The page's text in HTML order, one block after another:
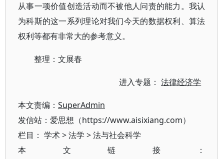
从事一项价值创造活动而不被他人问责的能力。我认
为科斯的这一系列理论对我们今天的数据权利、算法
权利等都有非常大的参考意义。
整理：文展春
进入专题：法律经济学
本文责编： SuperAdmin
发信站：爱思想（https://www.aisixiang.com）
栏目： 学术>法学 >法与社会科学
本文链接：